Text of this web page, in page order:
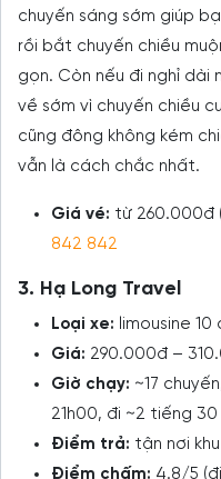
chuyến sáng sớm giúp
rồi bắt chuyến chiều
gọn. Còn nếu đi nghỉ dài
về sớm vì chuyến chiều
cũng đông không kém
vẫn là cách chắc nhất.
Giá vé: từ 260.000đ
842 842
3. Hạ Long Travel
Loại xe: limousine
Giá: 290.000đ –
Giờ chạy: ~17
21h00, đi ~2 tiếng
Điểm trả: tận nơi
Điểm chấm: 4.8/5